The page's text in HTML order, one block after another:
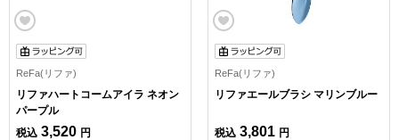
ReFa(リファ)
リファハートコームアイラ ネオン
パープル
税込 3,520 円
ReFa(リファ)
リファエールブラシ マリンブルー
税込 3,801 円